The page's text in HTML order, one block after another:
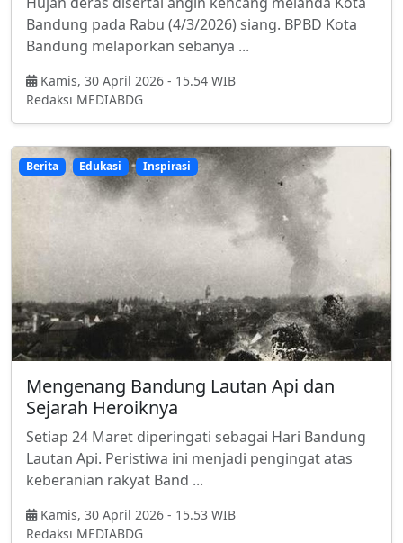
Bandung pada Rabu (4/3/2026) siang. BPBD Kota
Bandung melaporkan sebanya ...
Kamis, 30 April 2026 - 15.54 WIB
Redaksi MEDIABDG
Berita Edukasi Inspirasi
Mengenang Bandung Lautan Api dan
Sejarah Heroiknya
Setiap 24 Maret diperingati sebagai Hari Bandung
Lautan Api. Peristiwa ini menjadi pengingat atas
keberanian rakyat Band ...
Kamis, 30 April 2026 - 15.53 WIB
Redaksi MEDIABDG